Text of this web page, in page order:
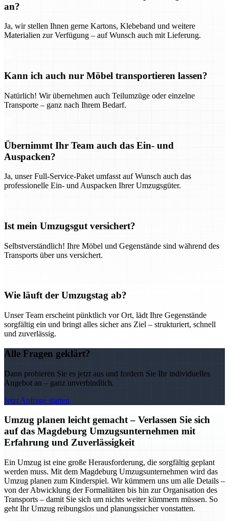
an?
Ja, wir stellen Ihnen gerne Kartons, Klebeband und weitere
Materialien zur Verfügung – auf Wunsch auch mit Lieferung.
Kann ich auch nur Möbel transportieren lassen?
Natürlich! Wir übernehmen auch Teilumzüge oder einzelne
Transporte – ganz nach Ihrem Bedarf.
Übernimmt Ihr Team auch das Ein- und
Auspacken?
Ja, unser Full-Service-Paket umfasst auf Wunsch auch das
professionelle Ein- und Auspacken Ihrer Umzugsgüter.
Ist mein Umzugsgut versichert?
Selbstverständlich! Ihre Möbel und Gegenstände sind während des
Transports über uns versichert.
Wie läuft der Umzugstag ab?
Unser Team erscheint pünktlich vor Ort, lädt Ihre Gegenstände
sorgfältig ein und bringt alles sicher ans Ziel – strukturiert, schnell
und zuverlässig.
Alle Fragen geklärt?
Dann probieren Sie es jetzt aus und fordern Sie Ihr individuelles
Angebot an – ganz unverbindlich.
Jetzt Anfrage starten
Umzug planen leicht gemacht – Verlassen Sie sich
auf das Magdeburg Umzugsunternehmen mit
Erfahrung und Zuverlässigkeit
Ein Umzug ist eine große Herausforderung, die sorgfältig geplant
werden muss. Mit dem Magdeburg Umzugsunternehmen wird das
Umzug planen zum Kinderspiel. Wir kümmern uns um alle Details –
von der Abwicklung der Formalitäten bis hin zur Organisation des
Transports – damit Sie sich um nichts weiter kümmern müssen. So
geht Ihr Umzug reibungslos und planungssicher vonstatten.